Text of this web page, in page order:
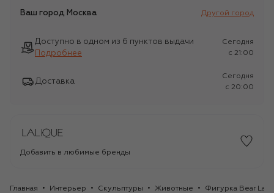
Ваш город Москва Другой город
Доступно в одном из 6 пунктов выдачи
Подробнее
Сегодня
c 21:00
Доставка
Сегодня
c 20:00
Добавить в любимые бренды
Главная Интерьер Скульптуры Животные Фигурка Bear